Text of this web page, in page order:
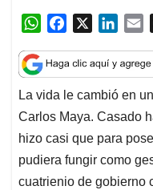
W
a
t
s
A
p
p
c
e
b
o
o
k
n
k
e
d
I
n
a
i
l
La vida le cambió en
Carlos Maya. Casado
hizo casi que para
pudiera fungir como
cuatrienio de gobierno